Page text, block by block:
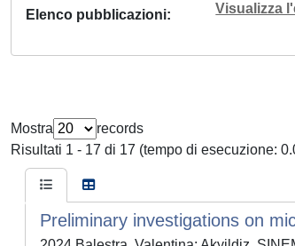
Elenco pubblicazioni Visualizza
Mostra
records
Risultati 1 - 17 di 17 (tempo di esecuzione:
Preliminary investigations on